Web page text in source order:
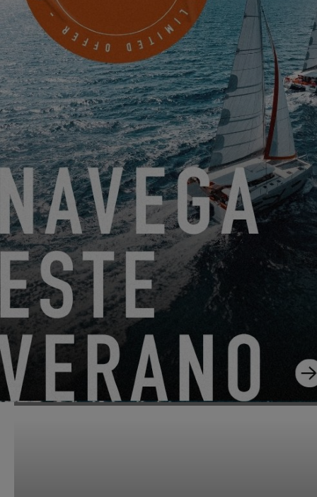
SEATTLE NORTHWEST YACHTS LLC
3116V PLACE
ANACORTES WA, Estados Unidos
PROGRAMAR UNA CITA
DEL 22 DE JUNIO DE 2026 AL 31 DE AGOSTO DE 2026
¡GO SAILING CON EXCESS ESTE VERANO!
EXCESS 13 EXCESS 14